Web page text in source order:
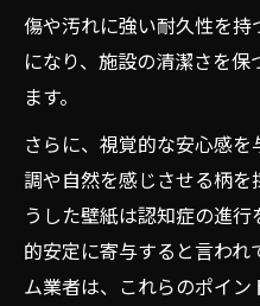
住宅改造助成事
は
リフォームと補
住環境を支える高砂
リフォーム補助
れ
高砂市でリフォ
傷や汚れに強い耐久性を
になり、施設の清潔さを
ます。
さらに、視覚的な安心感
調や自然を感じさせる柄
うした壁紙は認知症の進
的安定に寄与すると言われ
ム業者は、これらのポイ